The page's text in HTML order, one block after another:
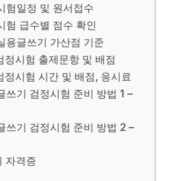
험일정 및 원서접수
험 급수별 점수 확인
용글쓰기 가산점 기준
정시험 출제문항 및 배점
시험 시간 및 배점, 응시료
쓰기 검정시험 준비 방법 1 –
쓰기 검정시험 준비 방법 2 –
자격증